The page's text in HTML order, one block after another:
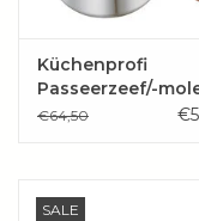
Küchenprofi
Passeerzeef/-
TRIO
€64,50
SALE